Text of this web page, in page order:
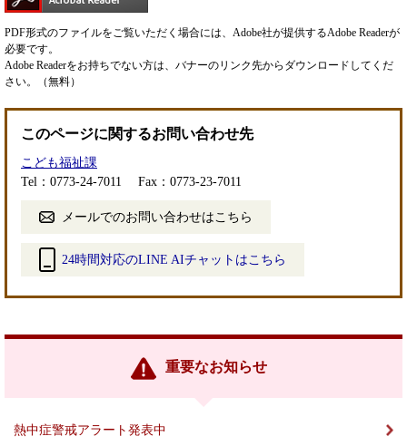
PDF形式のファイルをご覧いただく場合には、Adobe社が提供するAdobe Readerが
必要です。
Adobe Readerをお持ちでない方は、バナーのリンク先からダウンロードしてくだ
さい。（無料）
このページに関するお問い合わせ先
こども福祉課
Tel：0773-24-7011
Fax：0773-23-7011
メールでのお問い合わせはこちら
24時間対応のLINE AIチャットはこちら
リ
重要なお知らせ
熱中症警戒アラート発表中